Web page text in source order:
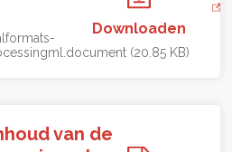
(20.85 KB)
Downloaden
van de